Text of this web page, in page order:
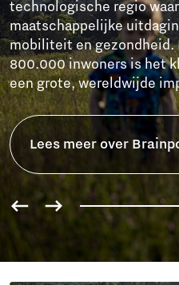
investeringen van
bereikbaarheid,
talent, een sterke
Dit zorgt voor duurzame
tussen welvaart en
Lees meer over het